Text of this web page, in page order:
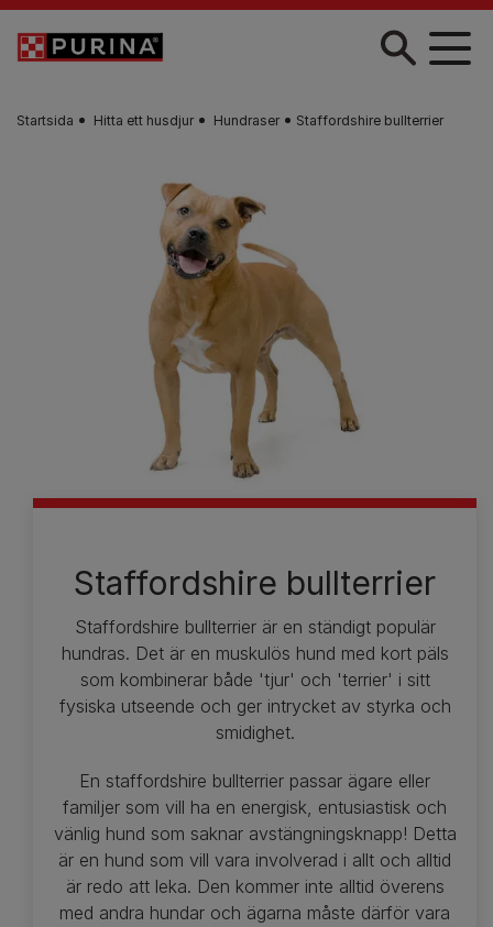
Skip to main content
Startsida Hitta ett husdjur​ Hundraser Staffordshire bullterrier
Staffordshire bullterrier
Staffordshire bullterrier är en ständigt populär
hundras. Det är en muskulös hund med kort päls
som kombinerar både 'tjur' och 'terrier' i sitt
fysiska utseende och ger intrycket av styrka och
smidighet.
En staffordshire bullterrier passar ägare eller
familjer som vill ha en energisk, entusiastisk och
vänlig hund som saknar avstängningsknapp! Detta
är en hund som vill vara involverad i allt och alltid
är redo att leka. Den kommer inte alltid överens
med andra hundar och ägarna måste därför vara